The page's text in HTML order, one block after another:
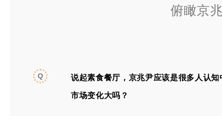
俯瞰京
Q 说起素食餐厅，京兆尹应该是很多人认知
市场变化大吗？